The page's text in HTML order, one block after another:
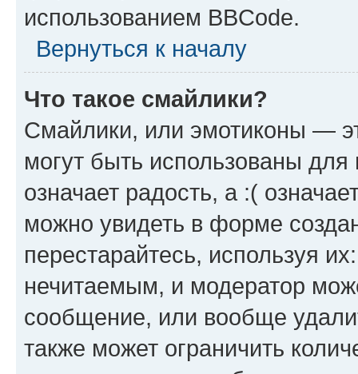
использованием BBCode.
Вернуться к началу
Что такое смайлики?
Смайлики, или эмотиконы —
могут быть использованы
означает радость, а :(
можно увидеть в форме
перестарайтесь, используя
нечитаемым, и модератор
сообщение, или вообще
также может ограничить